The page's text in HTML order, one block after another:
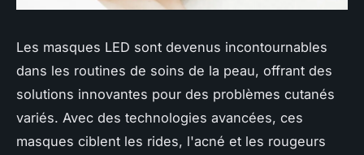
Les masques LED sont devenus incontournables
dans les routines de soins de la peau, offrant des
solutions innovantes pour des problèmes cutanés
variés. Avec des technologies avancées, ces
masques ciblent les rides, l'acné et les rougeurs